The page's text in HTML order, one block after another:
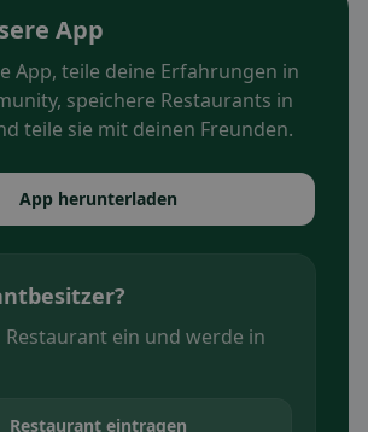
App
App, teile deine Erfahrungen in
speichere Restaurants in
teile sie mit deinen Freunden.
App herunterladen
Restaurant ein und werde in
Restaurant eintragen